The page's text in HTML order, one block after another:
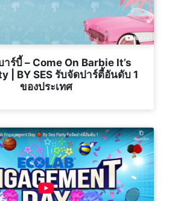
ร์บี้ – Come On Barbie It’s
| BY SES รับจัดปาร์ตี้อันดับ 1
ของประเทศ